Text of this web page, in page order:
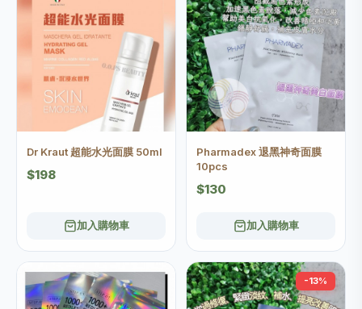
Dr Kraut 超能水光面膜 50ml
$198
加入購物車
Pharmadex 退黑神奇面膜
10pcs
$130
加入購物車
-13%